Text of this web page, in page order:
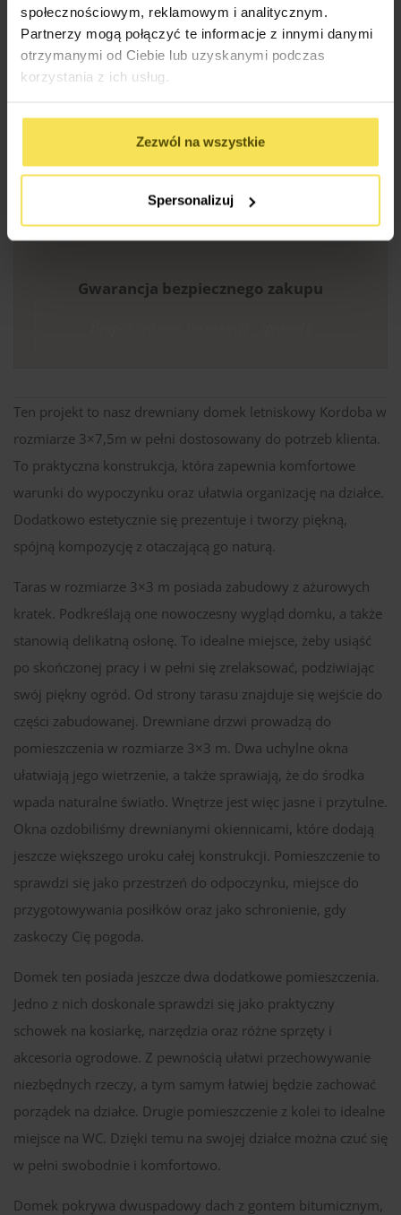
społecznościowym, reklamowym i analitycznym.
Partnerzy mogą połączyć te informacje z innymi danymi
otrzymanymi od Ciebie lub uzyskanymi podczas
korzystania z ich usług.
Zezwól na wszystkie
Spersonalizuj
9.
Certyfikowane
Najwyższa jakość
– Budujemy z
skandynawskiego (C24,
gwarantuje trwałość na
Gwarancja bezpiecznego zakupu
Ten projekt to nasz drewniany domek letniskowy Kordoba w
rozmiarze 3×7,5m w pełni dostosowany do potrzeb klienta.
To praktyczna konstrukcja, która zapewnia komfortowe
warunki do wypoczynku oraz ułatwia organizację na działce.
Dodatkowo estetycznie się prezentuje i tworzy piękną,
spójną kompozycję z otaczającą go naturą.
Taras w rozmiarze 3×3 m posiada zabudowy z ażurowych
kratek. Podkreślają one nowoczesny wygląd domku, a także
stanowią delikatną osłonę. To idealne miejsce, żeby usiąść
po skończonej pracy i w pełni się zrelaksować, podziwiając
swój piękny ogród. Od strony tarasu znajduje się wejście do
części zabudowanej. Drewniane drzwi prowadzą do
pomieszczenia w rozmiarze 3×3 m. Dwa uchylne okna
ułatwiają jego wietrzenie, a także sprawiają, że do środka
wpada naturalne światło. Wnętrze jest więc jasne i przytulne.
Okna ozdobiliśmy drewnianymi okiennicami, które dodają
jeszcze większego uroku całej konstrukcji. Pomieszczenie to
sprawdzi się jako przestrzeń do odpoczynku, miejsce do
przygotowywania posiłków oraz jako schronienie, gdy
zaskoczy Cię pogoda.
Domek ten posiada jeszcze dwa dodatkowe pomieszczenia.
Jedno z nich doskonale sprawdzi się jako praktyczny
schowek na kosiarkę, narzędzia oraz różne sprzęty i
akcesoria ogrodowe. Z pewnością ułatwi przechowywanie
niezbędnych rzeczy, a tym samym łatwiej będzie zachować
porządek na działce. Drugie pomieszczenie z kolei to idealne
miejsce na WC. Dzięki temu na swojej działce można czuć się
w pełni swobodnie i komfortowo.
Domek pokrywa dwuspadowy dach z gontem bitumicznym,